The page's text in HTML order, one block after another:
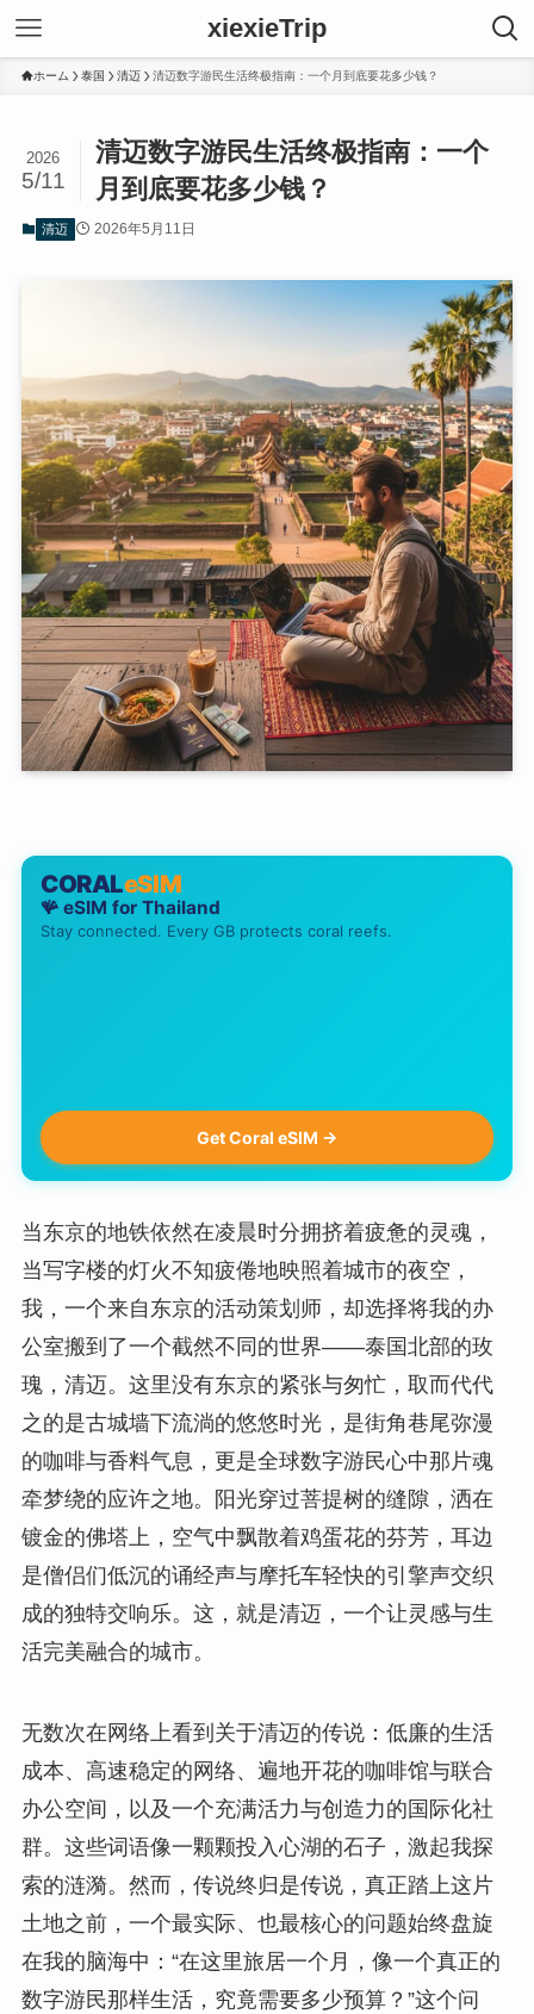
xiexieTrip
ホーム 泰国 清迈 清迈数字游民生活终极指南：一个月到底要花多少钱？
清迈数字游民生活终极指南：一个
月到底要花多少钱？
2026
5/11
清迈 2026年5月11日
CORALeSIM
🪸 eSIM for Thailand
Stay connected. Every GB protects coral reefs.
Get Coral eSIM →
当东京的地铁依然在凌晨时分拥挤着疲惫的灵魂，
当写字楼的灯火不知疲倦地映照着城市的夜空，
我，一个来自东京的活动策划师，却选择将我的办
公室搬到了一个截然不同的世界——泰国北部的玫
瑰，清迈。这里没有东京的紧张与匆忙，取而代代
之的是古城墙下流淌的悠悠时光，是街角巷尾弥漫
的咖啡与香料气息，更是全球数字游民心中那片魂
牵梦绕的应许之地。阳光穿过菩提树的缝隙，洒在
镀金的佛塔上，空气中飘散着鸡蛋花的芬芳，耳边
是僧侣们低沉的诵经声与摩托车轻快的引擎声交织
成的独特交响乐。这，就是清迈，一个让灵感与生
活完美融合的城市。
无数次在网络上看到关于清迈的传说：低廉的生活
成本、高速稳定的网络、遍地开花的咖啡馆与联合
办公空间，以及一个充满活力与创造力的国际化社
群。这些词语像一颗颗投入心湖的石子，激起我探
索的涟漪。然而，传说终归是传说，真正踏上这片
土地之前，一个最实际、也最核心的问题始终盘旋
在我的脑海中：“在这里旅居一个月，像一个真正的
数字游民那样生活，究竟需要多少预算？”这个问